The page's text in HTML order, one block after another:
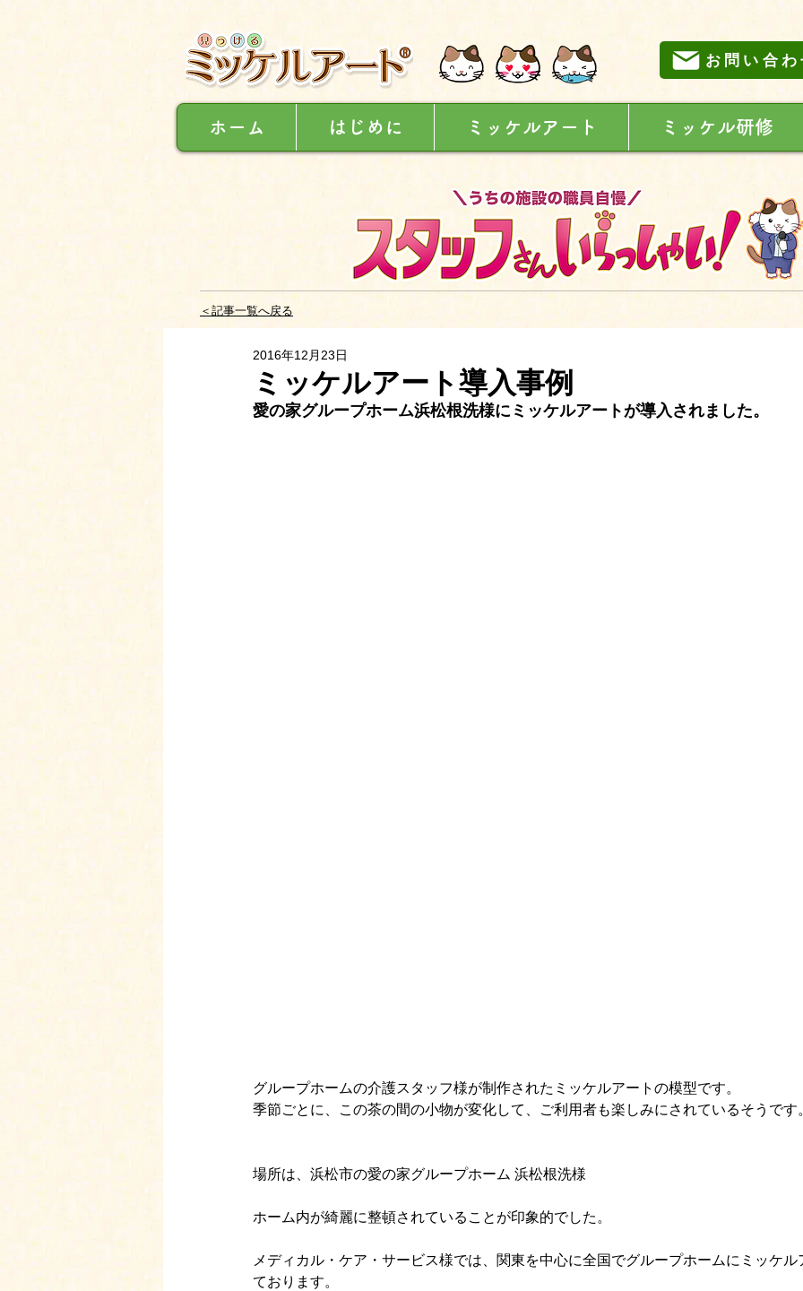
お問い合
ホーム はじめに ミッケルアート ミッケル研修
＜記事一覧へ戻る
ミッケルアート導入事例
2016年12月23日
愛の家グループホーム浜松根洗様にミッケルアートが導入されました。
グループホームの介護スタッフ様が制作されたミッケルアートの模型です。
季節ごとに、この茶の間の小物が変化して、ご利用者も楽しみにされているそうです
場所は、浜松市の愛の家グループホーム 浜松根洗様
ホーム内が綺麗に整頓されていることが印象的でした。
メディカル・ケア・サービス様では、関東を中心に全国でグループホームにミッケ
ております。